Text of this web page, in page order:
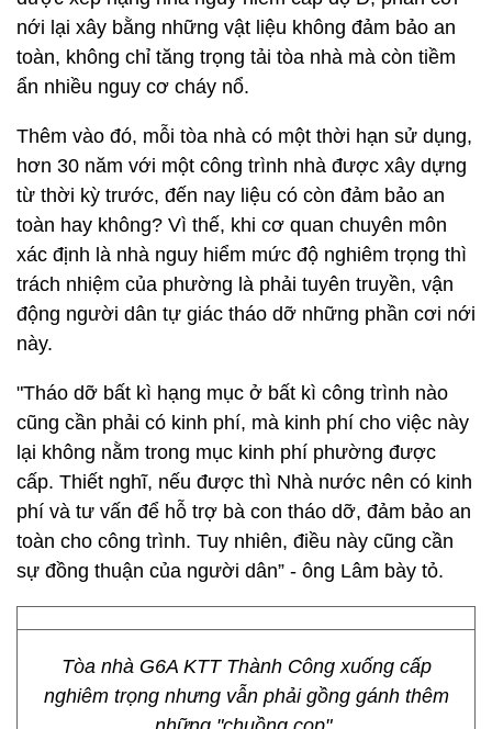
nới lại xây bằng những vật liệu không đảm bảo an
toàn, không chỉ tăng trọng tải tòa nhà mà còn tiềm
ẩn nhiều nguy cơ cháy nổ.
Thêm vào đó, mỗi tòa nhà có một thời hạn sử dụng,
hơn 30 năm với một công trình nhà được xây dựng
từ thời kỳ trước, đến nay liệu có còn đảm bảo an
toàn hay không? Vì thế, khi cơ quan chuyên môn
xác định là nhà nguy hiểm mức độ nghiêm trọng thì
trách nhiệm của phường là phải tuyên truyền, vận
động người dân tự giác tháo dỡ những phần cơi nới
này.
"Tháo dỡ bất kì hạng mục ở bất kì công trình nào
cũng cần phải có kinh phí, mà kinh phí cho việc này
lại không nằm trong mục kinh phí phường được
cấp. Thiết nghĩ, nếu được thì Nhà nước nên có kinh
phí và tư vấn để hỗ trợ bà con tháo dỡ, đảm bảo an
toàn cho công trình. Tuy nhiên, điều này cũng cần
sự đồng thuận của người dân” - ông Lâm bày tỏ.
Tòa nhà G6A KTT Thành Công xuống cấp
nghiêm trọng nhưng vẫn phải gồng gánh thêm